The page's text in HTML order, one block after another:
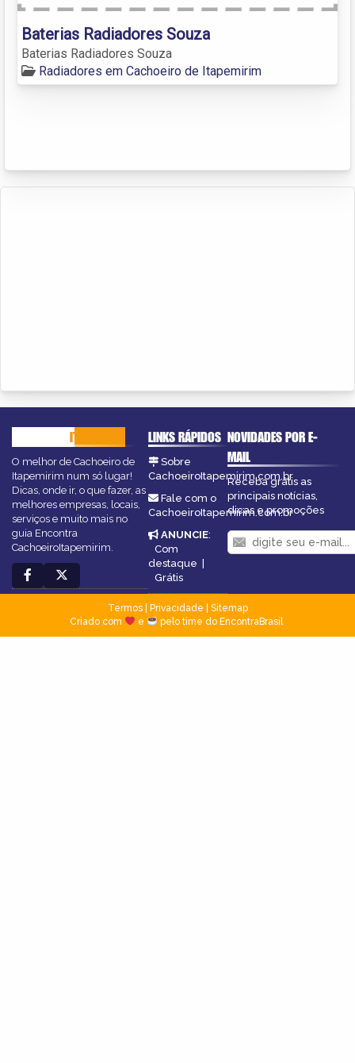
Baterias Radiadores Souza
Baterias Radiadores Souza
Radiadores em Cachoeiro de Itapemirim
ITAPEMIRIM
O melhor de Cachoeiro de
Itapemirim num só lugar!
Dicas, onde ir, o que fazer, as
melhores empresas, locais,
serviços e muito mais no
guia Encontra
CachoeiroItapemirim.
LINKS RÁPIDOS
Sobre
CachoeiroItapemirim.com.br
Fale com o
CachoeiroItapemirim.com.br
ANUNCIE:
Com
destaque |
Grátis
NOVIDADES POR E-
MAIL
Receba grátis as
principais notícias,
dicas e promoções
Termos| Privacidade
Sitemap
Criado com
e pelo time do EncontraBrasil